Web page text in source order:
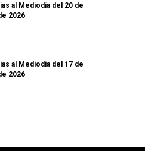
al Mediodía del 20 de
2026
al Mediodía del 17 de
2026